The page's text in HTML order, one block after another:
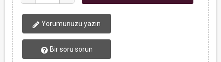
Yorumunuzu yazın
Bir soru sorun